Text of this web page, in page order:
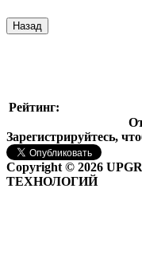
Рейтинг:
Зарегистрируйтесь,
Copyright © 2026
ТЕХНОЛОГИЙ